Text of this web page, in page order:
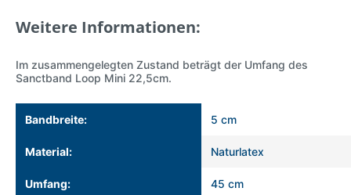
Weitere Informationen:
Im zusammengelegten Zustand beträgt der Umfang des
Sanctband Loop Mini 22,5cm.
Bandbreite: 5 cm
Material: Naturlatex
Umfang: 45 cm